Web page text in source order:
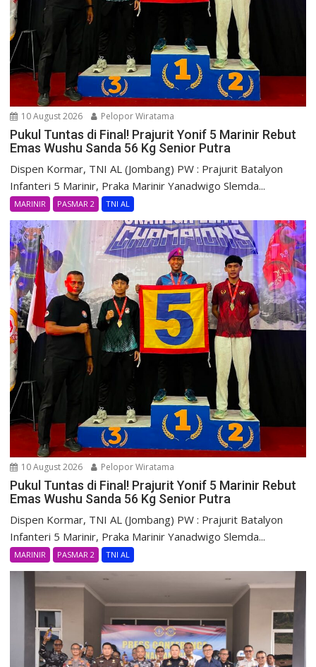
10 August 2026 Pelopor Wiratama
Pukul Tuntas di Final! Prajurit Yonif 5 Marinir Rebut
Emas Wushu Sanda 56 Kg Senior Putra
Dispen Kormar, TNI AL (Jombang) PW : Prajurit Batalyon
Infanteri 5 Marinir, Praka Marinir Yanadwigo Slemda...
MARINIR PASMAR 2 TNI AL
10 August 2026 Pelopor Wiratama
Pukul Tuntas di Final! Prajurit Yonif 5 Marinir Rebut
Emas Wushu Sanda 56 Kg Senior Putra
Dispen Kormar, TNI AL (Jombang) PW : Prajurit Batalyon
Infanteri 5 Marinir, Praka Marinir Yanadwigo Slemda...
MARINIR PASMAR 2 TNI AL